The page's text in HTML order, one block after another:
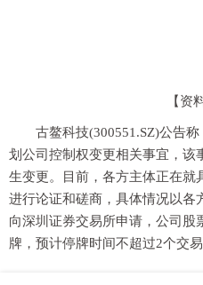
【资
古鳌科技(300551.SZ)公告
划公司控制权变更相关事宜，该
生变更。目前，各方主体正在就
进行论证和磋商，具体情况以各
向深圳证券交易所申请，公司股
牌，预计停牌时间不超过2个交易